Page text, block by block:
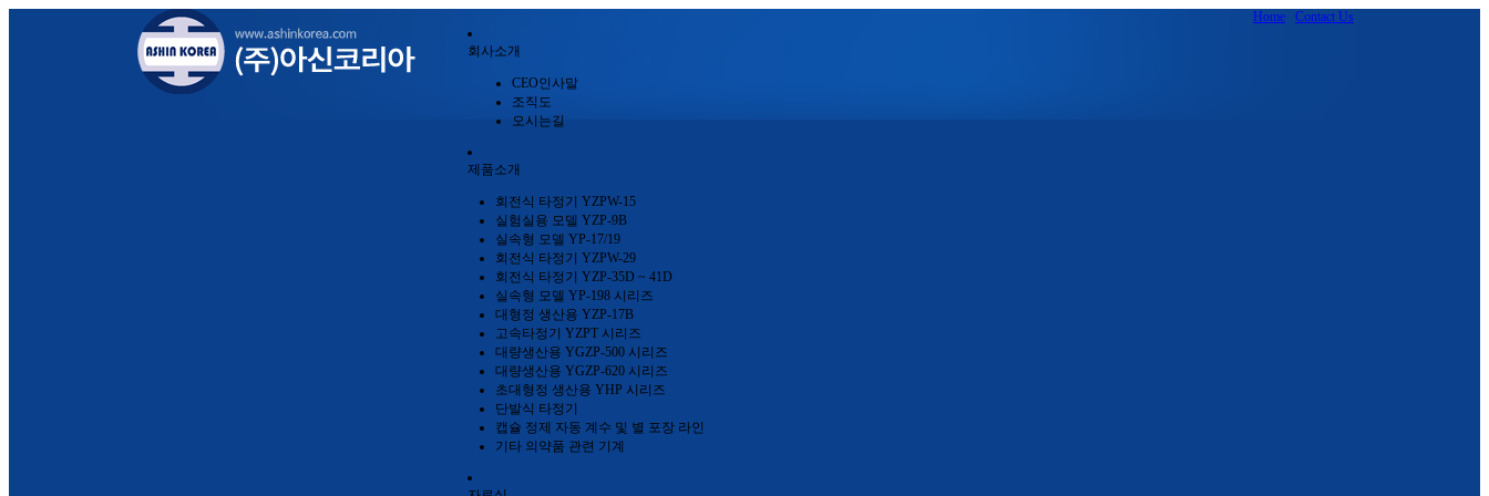
Home Contact Us
회사소개
CEO인사말
조직도
오시는길
제품소개
회전식 타정기 YZPW-15
실험실용 모델 YZP-9B
실속형 모델 YP-17/19
회전식 타정기 YZPW-29
회전식 타정기 YZP-35D ~ 41D
실속형 모델 YP-198 시리즈
대형정 생산용 YZP-17B
고속타정기 YZPT 시리즈
대량생산용 YGZP-500 시리즈
대량생산용 YGZP-620 시리즈
초대형정 생산용 YHP 시리즈
단발식 타정기
캡슐 정제 자동 계수 및 별 포장 라인
기타 의약품 관련 기계